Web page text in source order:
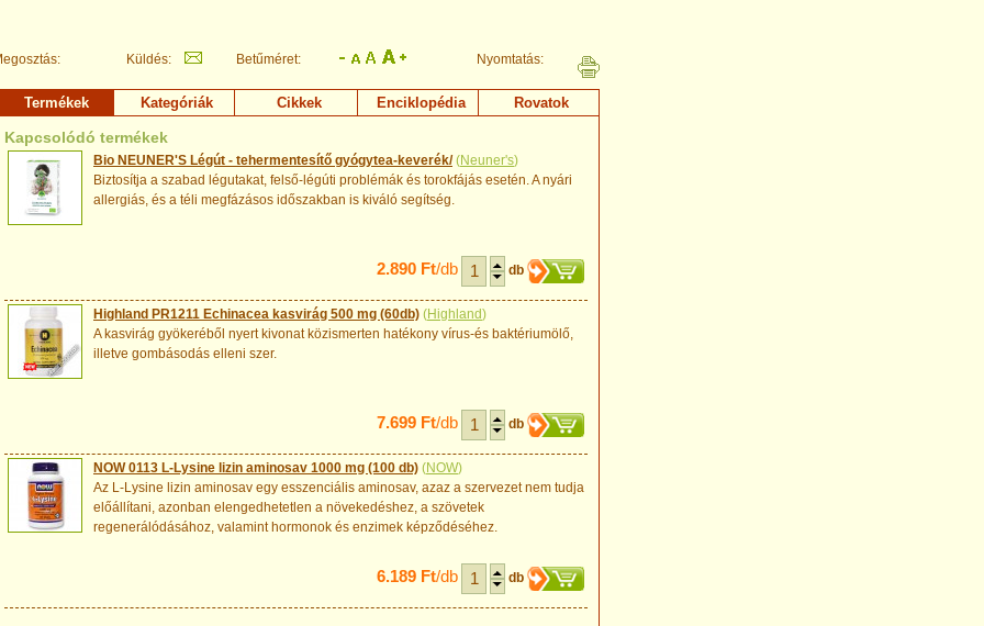
Küldés: Betűméret: Nyomtatás:
Termékek Kategóriák Cikkek Enciklopédia Rovatok
Kapcsolódó termékek
Bio NEUNER'S Légút - tehermentesítő gyógytea-keverék/ (Neuner's)
Biztosítja a szabad légutakat, felső-légúti problémák és torokfájás esetén. A nyári
allergiás, és a téli megfázásos időszakban is kiváló segítség.
2.890 Ft/db db
Highland PR1211 Echinacea kasvirág 500 mg (60db) (Highland)
A kasvirág gyökeréből nyert kivonat közismerten hatékony vírus-és baktériumölő,
illetve gombásodás elleni szer.
7.699 Ft/db db
NOW 0113 L-Lysine lizin aminosav 1000 mg (100 db) (NOW)
Az L-Lysine lizin aminosav egy esszenciális aminosav, azaz a szervezet nem tudja
előállítani, azonban elengedhetetlen a növekedéshez, a szövetek
regenerálódásához, valamint hormonok és enzimek képződéséhez.
6.189 Ft/db db